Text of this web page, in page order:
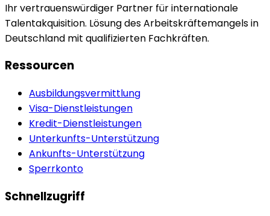
Ihr vertrauenswürdiger Partner für internationale
Talentakquisition. Lösung des Arbeitskräftemangels in
Deutschland mit qualifizierten Fachkräften.
Ressourcen
Ausbildungsvermittlung
Visa-Dienstleistungen
Kredit-Dienstleistungen
Unterkunfts-Unterstützung
Ankunfts-Unterstützung
Sperrkonto
Schnellzugriff